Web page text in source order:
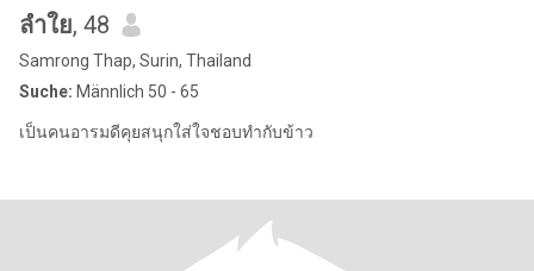
ลําใย, 48
Samrong Thap, Surin, Thailand
Suche: Männlich 50 - 65
เป็นคนอารมดีคุยสนุกใส่ใจชอบทำกับข้าว